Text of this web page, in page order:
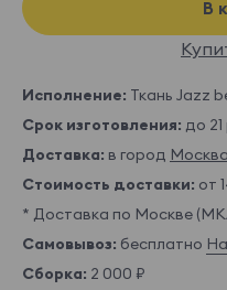
В
Исполнение: Ткань Jazz
Срок изготовления: до
Доставка: в город Москва
Стоимость доставки: от
* Доставка по Москве
Самовывоз: бесплатно
Сборка: 2 000 ₽